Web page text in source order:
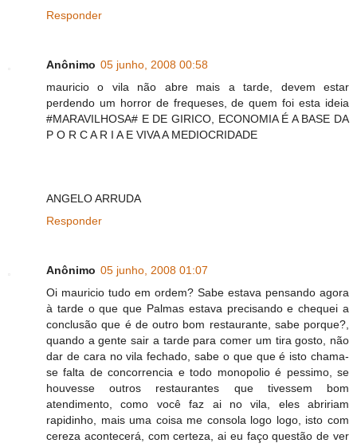
Responder
Anônimo 05 junho, 2008 00:58
mauricio o vila não abre mais a tarde, devem estar
perdendo um horror de frequeses, de quem foi esta ideia
#MARAVILHOSA# E DE GIRICO, ECONOMIA É A BASE DA
P O R C A R I A E VIVA A MEDIOCRIDADE
ANGELO ARRUDA
Responder
Anônimo 05 junho, 2008 01:07
Oi mauricio tudo em ordem? Sabe estava pensando agora
à tarde o que que Palmas estava precisando e chequei a
conclusão que é de outro bom restaurante, sabe porque?,
quando a gente sair a tarde para comer um tira gosto, não
dar de cara no vila fechado, sabe o que que é isto chama-
se falta de concorrencia e todo monopolio é pessimo, se
houvesse outros restaurantes que tivessem bom
atendimento, como você faz ai no vila, eles abririam
rapidinho, mais uma coisa me consola logo logo, isto com
cereza acontecerá, com certeza, ai eu faço questão de ver